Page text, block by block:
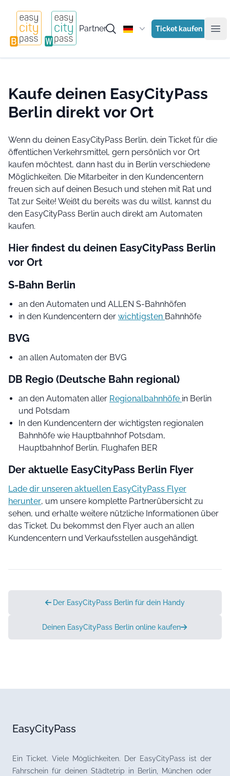
Partner Ticket kaufen
Kaufe deinen EasyCityPass
Berlin direkt vor Ort
Wenn du deinen EasyCityPass Berlin, dein Ticket für die
öffentlichen Verkehrsmittel, gern persönlich vor Ort
kaufen möchtest, dann hast du in Berlin verschiedene
Möglichkeiten. Die Mitarbeiter in den Kundencentern
freuen sich auf deinen Besuch und stehen mit Rat und
Tat zur Seite! Weißt du bereits was du willst, kannst du
den EasyCityPass Berlin auch direkt am Automaten
kaufen.
Hier findest du deinen EasyCityPass Berlin
vor Ort
S-Bahn Berlin
an den Automaten und ALLEN S-Bahnhöfen
in den Kundencentern der wichtigsten Bahnhöfe
BVG
an allen Automaten der BVG
DB Regio (Deutsche Bahn regional)
an den Automaten aller Regionalbahnhöfe in Berlin
und Potsdam
In den Kundencentern der wichtigsten regionalen
Bahnhöfe wie Hauptbahnhof Potsdam,
Hauptbahnhof Berlin, Flughafen BER
Der aktuelle EasyCityPass Berlin Flyer
Lade dir unseren aktuellen EasyCityPass Flyer
herunter, um unsere komplette Partnerübersicht zu
sehen, und erhalte weitere nützliche Informationen über
das Ticket. Du bekommst den Flyer auch an allen
Kundencentern und Verkaufsstellen ausgehändigt.
Der EasyCityPass Berlin für dein Handy
Deinen EasyCityPass Berlin online kaufen
EasyCityPass
Ein Ticket. Viele Möglichkeiten. Der EasyCityPass ist der
Fahrschein für deinen Städtetrip in Berlin, München oder